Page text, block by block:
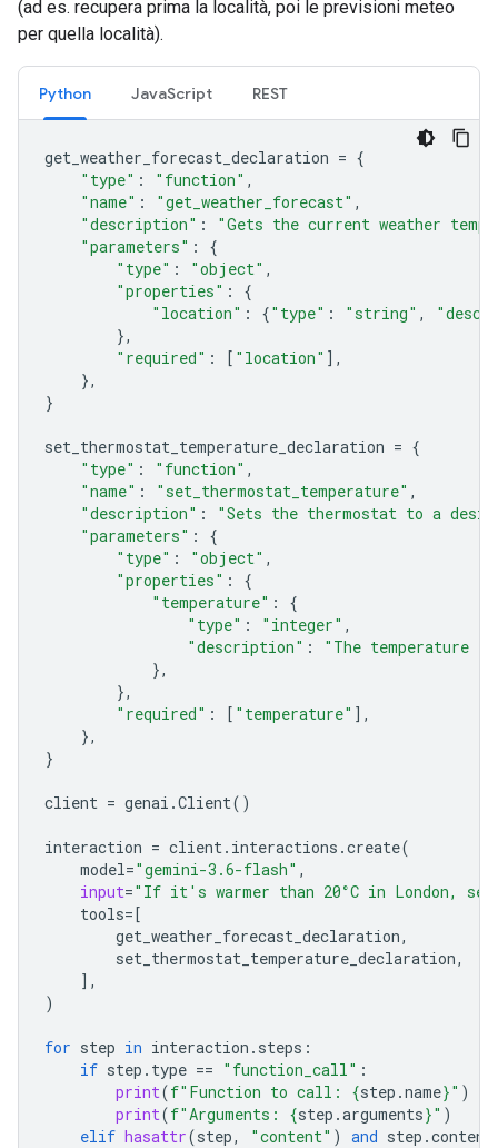
(ad es. recupera prima la località, poi le previsioni meteo
per quella località).
Python JavaScript REST
get_weather_forecast_declaration = {
"type" : "function" ,
"name" : "get_weather_forecast" ,
"description" :
"Gets the current weather
"parameters" :
{
"type" : "object" ,
"properties" :
{
"location" : {"type" : "string" ,
},
"required" : [ "location" ],
},
}
set_thermostat_temperature_declaration = {
"type" : "function" ,
"name" : "set_thermostat_temperature" ,
"description" :
"Sets the thermostat to a
"parameters" :
{
"type" : "object" ,
"properties" :
{
"temperature" :
{
"type" : "integer" ,
"description" :
"The temperature
},
},
"required" : [ "temperature" ],
},
}
client = genai .Client()
interaction = client. interactions .create(
model="gemini-3.6-flash" ,
input="If it's warmer than 20°C in London,
tools= [
get_weather_forecast_declaration,
set_thermostat_temperature_declaration,
],
)
for step in interaction . steps :
if step . type == "function_call" :
print(f"Function to call: {step .name}" )
print(f"Arguments: {step .arguments}" )
elif hasattr(step, "content" ) and step .content